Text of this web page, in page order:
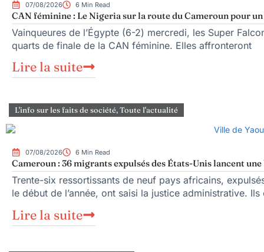
07/08/2026 6 Min Read
CAN féminine : Le Nigeria sur la route du Cameroun pour
Vainqueures de l’Égypte (6-2) mercredi, les Super
quarts de finale de la CAN féminine. Elles affronteront
Lire la suite
L'info sur les faits de société,Toute l'actualité
07/08/2026 6 Min Read
Cameroun : 36 migrants expulsés des États-Unis lancent
Trente-six ressortissants de neuf pays africains,
le début de l’année, ont saisi la justice administrative. Ils
Lire la suite